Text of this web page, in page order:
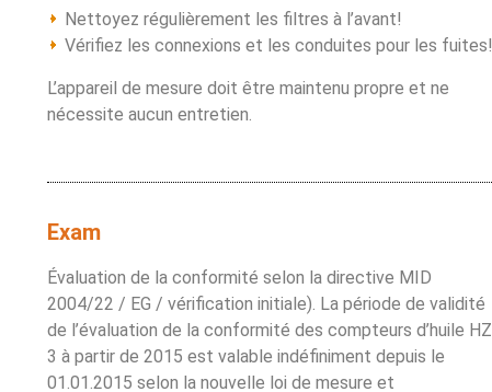
Nettoyez régulièrement les filtres à l’avant!
Vérifiez les connexions et les conduites pour les fuites!
L’appareil de mesure doit être maintenu propre et ne
nécessite aucun entretien.
Exam
Évaluation de la conformité selon la directive MID
2004/22 / EG / vérification initiale). La période de validité
de l’évaluation de la conformité des compteurs d’huile HZ
3 à partir de 2015 est valable indéfiniment depuis le
01.01.2015 selon la nouvelle loi de mesure et